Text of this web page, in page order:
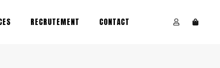
RECRUTEMENT CONTACT